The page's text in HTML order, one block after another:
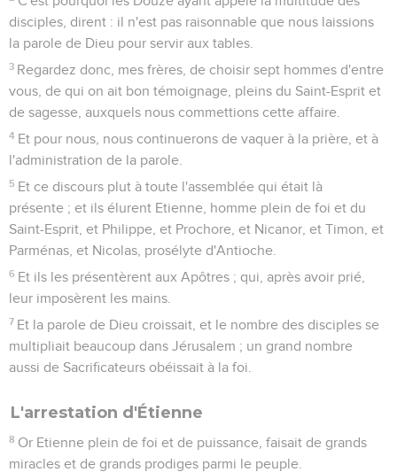
disciples, dirent : il n'est pas raisonnable que nous laissions
la parole de Dieu pour servir aux tables.
3 Regardez donc, mes frères, de choisir sept hommes d'entre
vous, de qui on ait bon témoignage, pleins du Saint-Esprit et
de sagesse, auxquels nous commettions cette affaire.
4 Et pour nous, nous continuerons de vaquer à la prière, et à
l'administration de la parole.
5 Et ce discours plut à toute l'assemblée qui était là
présente ; et ils élurent Etienne, homme plein de foi et du
Saint-Esprit, et Philippe, et Prochore, et Nicanor, et Timon, et
Parménas, et Nicolas, prosélyte d'Antioche.
6 Et ils les présentèrent aux Apôtres ; qui, après avoir prié,
leur imposèrent les mains.
7 Et la parole de Dieu croissait, et le nombre des disciples se
multipliait beaucoup dans Jérusalem ; un grand nombre
aussi de Sacrificateurs obéissait à la foi.
L'arrestation d'Étienne
8 Or Etienne plein de foi et de puissance, faisait de grands
miracles et de grands prodiges parmi le peuple.